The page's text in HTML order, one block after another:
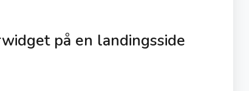
på en landingsside